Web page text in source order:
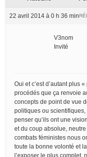
22 avril 2014 à 0 h 36 min
V3nom
Invité
Oui et c’est d’autant plus
procédés que ça renvoie
concepts de point de vue
politiques ou
penser qu’ils ont une
et du coup absolue,
combats féministes nous
toute la bonne volonté et
l’exposer le plus complet,